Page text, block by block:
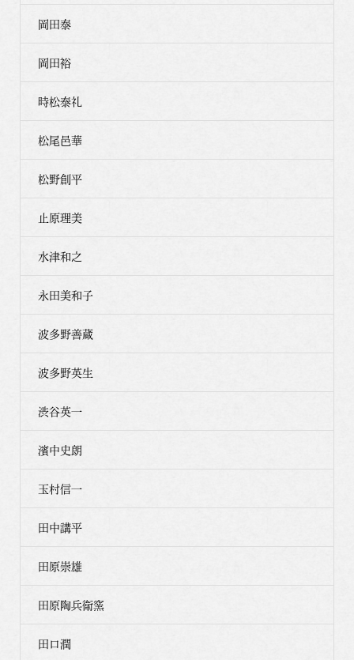
岡田泰
岡田裕
時松泰礼
松尾邑華
松野創平
止原理美
水津和之
永田美和子
波多野善蔵
波多野英生
渋谷英一
濱中史朗
玉村信一
田中講平
田原崇雄
田原陶兵衛窯
田口潤